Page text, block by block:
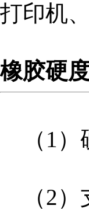
打印机
橡胶硬
（1）
（2）